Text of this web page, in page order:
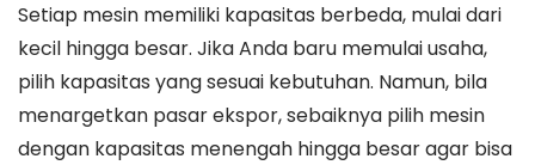
Setiap mesin memiliki kapasitas berbeda, mulai dari
kecil hingga besar. Jika Anda baru memulai usaha,
pilih kapasitas yang sesuai kebutuhan. Namun, bila
menargetkan pasar ekspor, sebaiknya pilih mesin
dengan kapasitas menengah hingga besar agar bisa